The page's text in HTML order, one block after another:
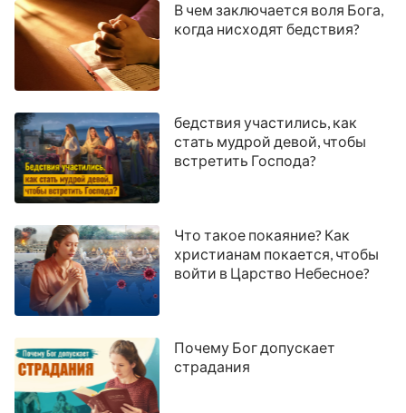
В чем заключается воля Бога,
когда нисходят бедствия?
бедствия участились, как
стать мудрой девой, чтобы
встретить Господа?
Что такое покаяние? Как
христианам покается, чтобы
войти в Царство Небесное?
Почему Бог допускает
страдания